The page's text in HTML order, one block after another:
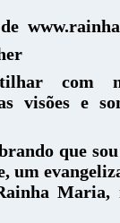
com
visões e
que
um
Maria,